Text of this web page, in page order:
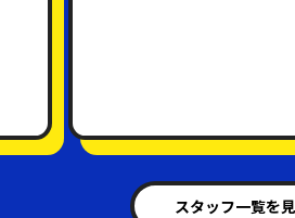
スタッフ一覧を